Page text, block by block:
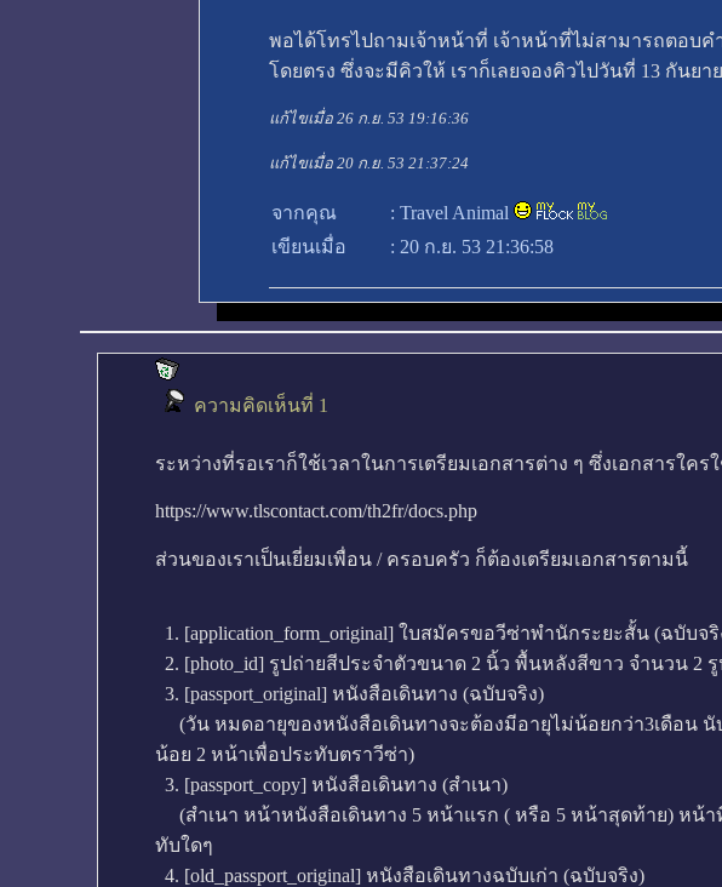
พอได้โทรไปถามเจ้าหน้าที่ เจ้าหน้าที่ไม่สามารถตอบค
โดยตรง ซึ่งจะมีคิวให้ เราก็เลยจองคิวไปวันที่ 13 กันย
แก้ไขเมื่อ 26 ก.ย. 53 19:16:36
แก้ไขเมื่อ 20 ก.ย. 53 21:37:24
จากคุณ : Travel Animal
เขียนเมื่อ
: 20 ก.ย. 53 21:36:58
ความคิดเห็นที่ 1
ระหว่างที่รอเราก็ใช้เวลาในการเตรียมเอกสารต่าง ๆ ซึ่งเอกสารใค
https://www.tlscontact.com/th2fr/docs.php
ส่วนของเราเป็นเยี่ยมเพื่อน / ครอบครัว ก็ต้องเตรียมเอกสารตามนี้
1. [application_form_original] ใบสมัครขอวีซ่าพำนักระยะสั้น (ฉบับจริ
2. [photo_id] รูปถ่ายสีประจำตัวขนาด 2 นิ้ว พื้นหลังสีขาว จำนวน 2 รู
3. [passport_original] หนังสือเดินทาง (ฉบับจริง)
(วัน หมดอายุของหนังสือเดินทางจะต้องมีอายุไม่น้อยกว่า3เดือน นั
น้อย 2 หน้าเพื่อประทับตราวีซ่า)
3. [passport_copy] หนังสือเดินทาง (สำเนา)
(สำเนา หน้าหนังสือเดินทาง 5 หน้าแรก ( หรือ 5 หน้าสุดท้าย) หน้
ทับใดๆ
4. [old_passport_original] หนังสือเดินทางฉบับเก่า (ฉบับจริง)